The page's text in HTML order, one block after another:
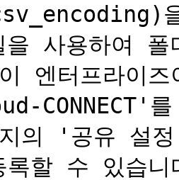
을 사용하여
엔터프라이
CONNECT'
록할 수 있습